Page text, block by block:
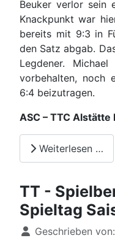
Beuker verlor sein
Knackpunkt war
bereits mit 9:3 in
den Satz abgab.
Legdener.
vorbehalten, noch
6:4 beizutragen.
ASC – TTC Alstätte
Weiterlesen …
TT -
Spieltag
Details
Geschrieben von: